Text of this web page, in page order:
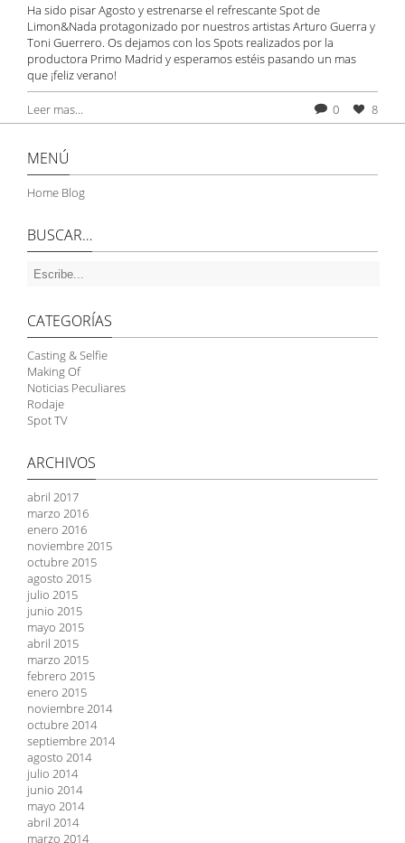
Ha sido pisar Agosto y estrenarse el refrescante Spot de
Limon&Nada protagonizado por nuestros artistas Arturo Guerra y
Toni Guerrero. Os dejamos con los Spots realizados por la
productora Primo Madrid y esperamos estéis pasando un mas
que ¡feliz verano!
Leer mas... 0 8
MENÚ
Home Blog
BUSCAR…
CATEGORÍAS
Casting & Selfie
Making Of
Noticias Peculiares
Rodaje
Spot TV
ARCHIVOS
abril 2017
marzo 2016
enero 2016
noviembre 2015
octubre 2015
agosto 2015
julio 2015
junio 2015
mayo 2015
abril 2015
marzo 2015
febrero 2015
enero 2015
noviembre 2014
octubre 2014
septiembre 2014
agosto 2014
julio 2014
junio 2014
mayo 2014
abril 2014
marzo 2014